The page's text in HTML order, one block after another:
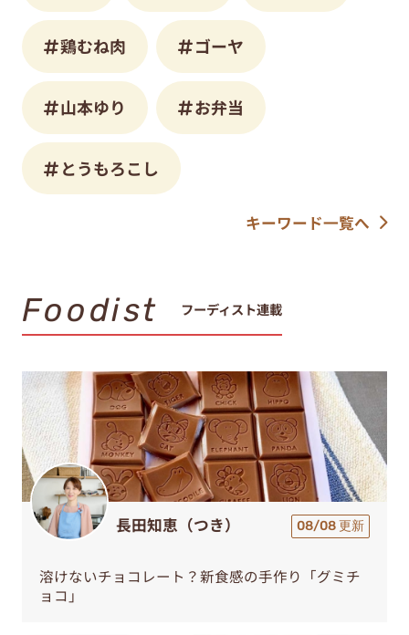
鶏むね肉 ゴーヤ
山本ゆり お弁当
とうもろこし
キーワード一覧へ
Foodist フーディスト連載
長田知恵（つき） 08/08 更新
溶けないチョコレート？新食感の手作り「グミチ
ョコ」